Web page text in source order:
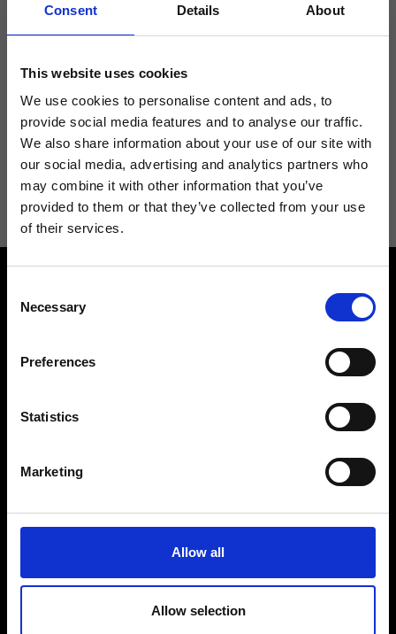
Consent Details About
This website uses cookies
We use cookies to personalise content and ads, to
provide social media features and to analyse our traffic.
We also share information about your use of our site with
our social media, advertising and analytics partners who
may combine it with other information that you’ve
provided to them or that they’ve collected from your use
of their services.
Selection
Necessary
Preferences
Statistics
Marketing
Allow all
Allow selection
Tieniti aggiornato
Acconsento a ricevere novità e promo da Ripani. Per maggiori
informazioni consulta laPrivacy Policy
Trova il tuo negozio Ripani
Entra nella Community
Rispondiamo a tutte le tue